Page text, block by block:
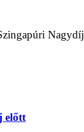
előtt